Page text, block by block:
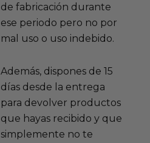
de fabricación durante
ese periodo pero no por
mal uso o uso indebido.
Además, dispones de 15
días desde la entrega
para devolver productos
que hayas recibido y que
simplemente no te